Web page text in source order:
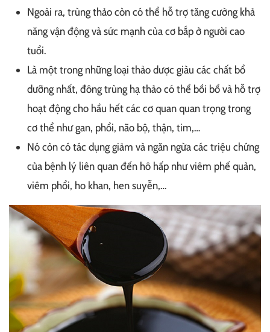
Ngoài ra, trùng thảo còn có thể hỗ trợ tăng cường khả
năng vận động và sức mạnh của cơ bắp ở người cao
tuổi.
Là một trong những loại thảo dược giàu các chất bổ
dưỡng nhất, đông trùng hạ thảo có thể bồi bổ và hỗ trợ
hoạt động cho hầu hết các cơ quan quan trọng trong
cơ thể như gan, phổi, não bộ, thận, tim,…
Nó còn có tác dụng giảm và ngăn ngừa các triệu chứng
của bệnh lý liên quan đến hô hấp như viêm phế quản,
viêm phổi, ho khan, hen suyễn,…